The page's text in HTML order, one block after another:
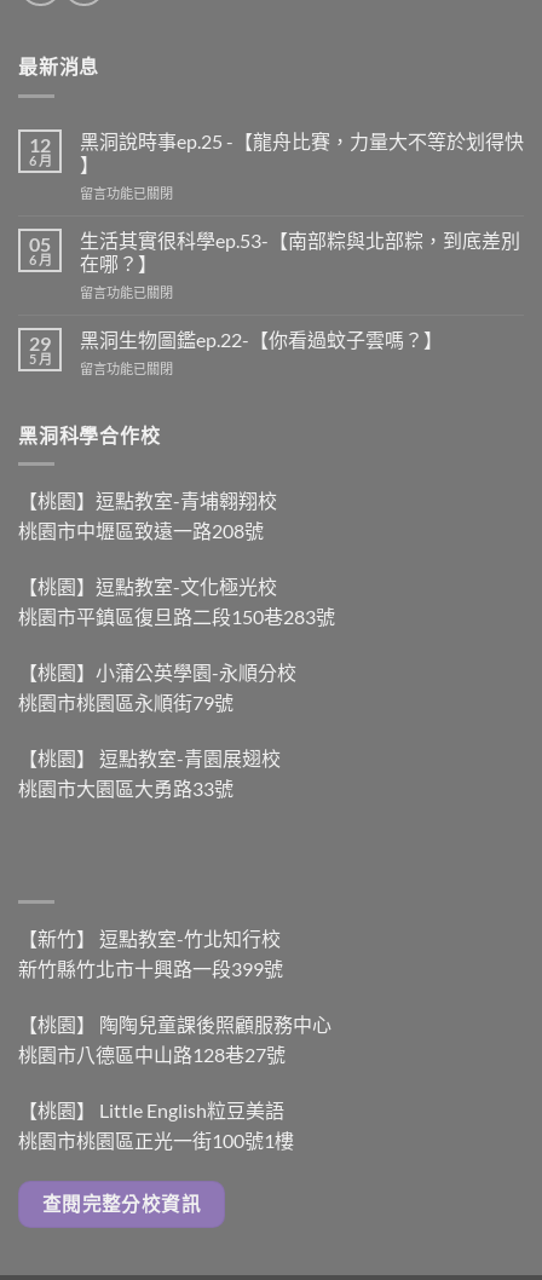
最新消息
12
6 月
黑洞說時事ep.25 -【龍舟比賽，力量大不等於划得快
】
留言功能已關閉
05
6 月
生活其實很科學ep.53-【南部粽與北部粽，到底差別
在哪？】
留言功能已關閉
29
5 月
黑洞生物圖鑑ep.22-【你看過蚊子雲嗎？】
留言功能已關閉
黑洞科學合作校
【桃園】逗點教室-青埔翱翔校
桃園市中壢區致遠一路208號
【桃園】逗點教室-文化極光校
桃園市平鎮區復旦路二段150巷283號
【桃園】小蒲公英學園-永順分校
桃園市桃園區永順街79號
【桃園】 逗點教室-青園展翅校
桃園市大園區大勇路33號
【新竹】 逗點教室-竹北知行校
新竹縣竹北市十興路一段399號
【桃園】 陶陶兒童課後照顧服務中心
桃園市八德區中山路128巷27號
【桃園】 Little English粒豆美語
桃園市桃園區正光一街100號1樓
查閱完整分校資訊